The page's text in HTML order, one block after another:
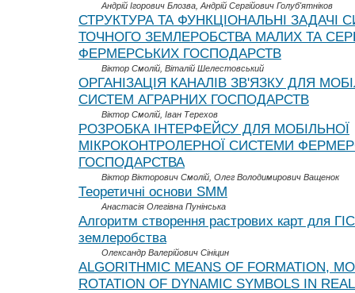
Андрій Ігорович Блозва, Андрій Сергійович Голуб'ятніков
СТРУКТУРА ТА ФУНКЦІОНАЛЬНІ ЗАДАЧІ
ТОЧНОГО ЗЕМЛЕРОБСТВА МАЛИХ ТА
ФЕРМЕРСЬКИХ ГОСПОДАРСТВ
Віктор Смолій, Віталій Шелестовський
ОРГАНІЗАЦІЯ КАНАЛІВ ЗВ'ЯЗКУ ДЛЯ
СИСТЕМ АГРАРНИХ ГОСПОДАРСТВ
Віктор Смолій, Іван Терехов
РОЗРОБКА ІНТЕРФЕЙСУ ДЛЯ МОБІЛЬНОЇ
МІКРОКОНТРОЛЕРНОЇ СИСТЕМИ
ГОСПОДАРСТВА
Віктор Вікторович Смолій, Олег Володимирович Ващенок
Теоретичні основи SMM
Анастасія Олегівна Пунінська
Алгоритм створення растрових карт для
землеробства
Олександр Валерійович Сініцин
ALGORITHMIC MEANS OF FORMATION,
ROTATION OF DYNAMIC SYMBOLS IN